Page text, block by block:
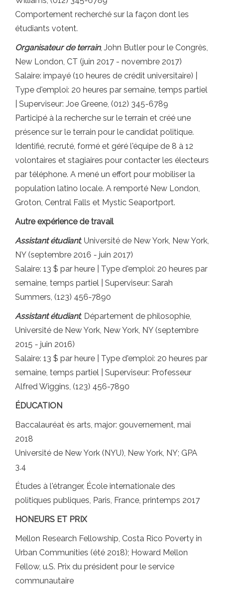
Comportement recherché sur la façon dont les
étudiants votent.
Organisateur de terrain, John Butler pour le Congrès,
New London, CT (juin 2017 - novembre 2017)
Salaire: impayé (10 heures de crédit universitaire) |
Type d'emploi: 20 heures par semaine, temps partiel
| Superviseur: Joe Greene, (012) 345-6789
Participé à la recherche sur le terrain et créé une
présence sur le terrain pour le candidat politique.
Identifié, recruté, formé et géré l'équipe de 8 à 12
volontaires et stagiaires pour contacter les électeurs
par téléphone. A mené un effort pour mobiliser la
population latino locale. A remporté New London,
Groton, Central Falls et Mystic Seaportport.
Autre expérience de travail
Assistant étudiant, Université de New York, New York,
NY (septembre 2016 - juin 2017)
Salaire: 13 $ par heure | Type d'emploi: 20 heures par
semaine, temps partiel | Superviseur: Sarah
Summers, (123) 456-7890
Assistant étudiant, Département de philosophie,
Université de New York, New York, NY (septembre
2015 - juin 2016)
Salaire: 13 $ par heure | Type d'emploi: 20 heures par
semaine, temps partiel | Superviseur: Professeur
Alfred Wiggins, (123) 456-7890
ÉDUCATION
Baccalauréat ès arts, major: gouvernement, mai
2018
Université de New York (NYU), New York, NY; GPA
3.4
Études à l'étranger, École internationale des
politiques publiques, Paris, France, printemps 2017
HONEURS ET PRIX
Mellon Research Fellowship, Costa Rico Poverty in
Urban Communities (été 2018); Howard Mellon
Fellow, u.S. Prix ​​du président pour le service
communautaire